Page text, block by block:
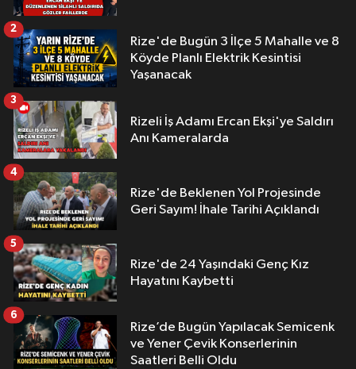
Rize'de Bugün 3 İlçe 5 Mahalle ve 8
Köyde Planlı Elektrik Kesintisi
Yaşanacak
2
Rizeli İş Adamı Ercan Ekşi'ye Saldırı
Anı Kameralarda
3
Rize'de Beklenen Yol Projesinde
Geri Sayım! İhale Tarihi Açıklandı
4
Rize'de 24 Yaşındaki Genç Kız
Hayatını Kaybetti
5
Rize’de Bugün Yapılacak Semicenk
ve Yener Çevik Konserlerinin
Saatleri Belli Oldu
6